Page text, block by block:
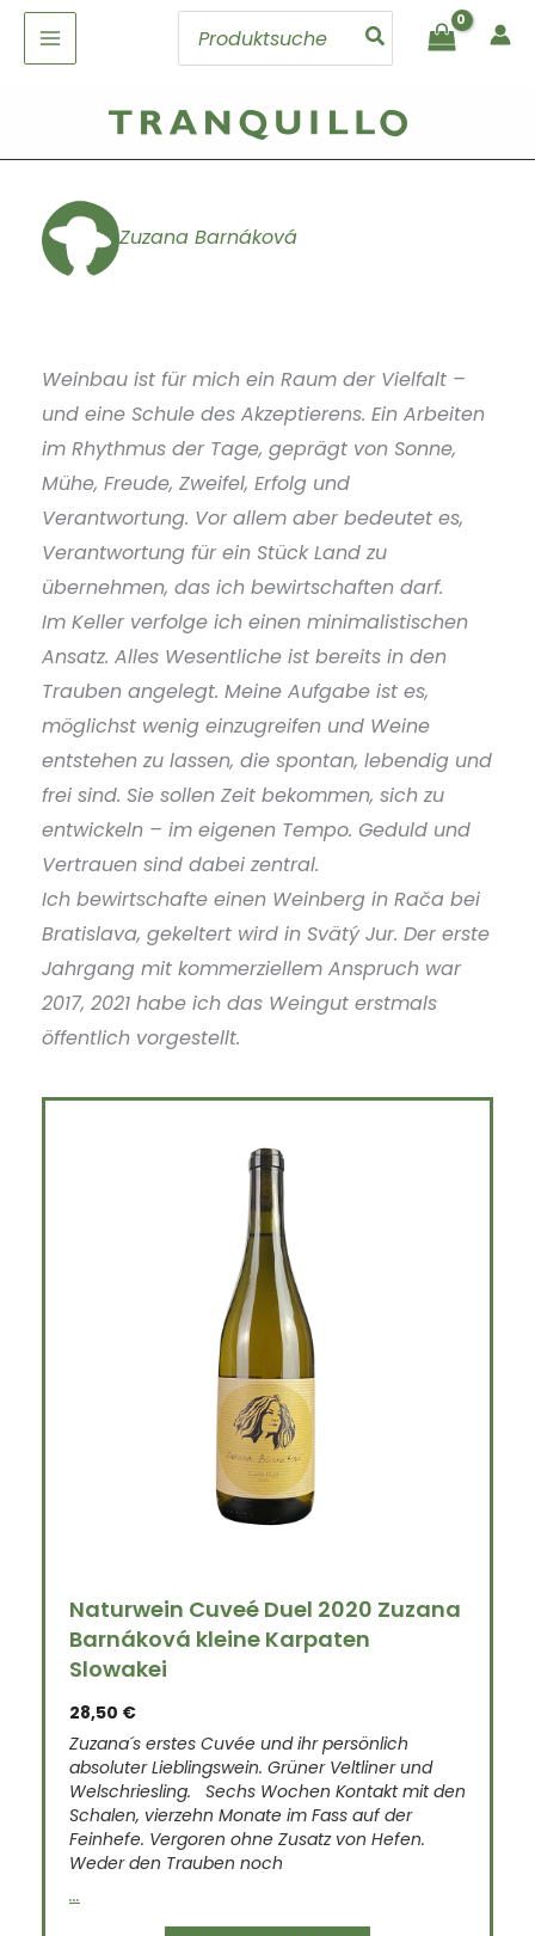
Inhalt
springen
Search
Zuzana Barnáková
Weinbau ist für mich ein Raum der Vielfalt –
und eine Schule des Akzeptierens. Ein Arbeiten
im Rhythmus der Tage, geprägt von Sonne,
Mühe, Freude, Zweifel, Erfolg und
Verantwortung. Vor allem aber bedeutet es,
Verantwortung für ein Stück Land zu
übernehmen, das ich bewirtschaften darf.
Im Keller verfolge ich einen minimalistischen
Ansatz. Alles Wesentliche ist bereits in den
Trauben angelegt. Meine Aufgabe ist es,
möglichst wenig einzugreifen und Weine
entstehen zu lassen, die spontan, lebendig und
frei sind. Sie sollen Zeit bekommen, sich zu
entwickeln – im eigenen Tempo. Geduld und
Vertrauen sind dabei zentral.
Ich bewirtschafte einen Weinberg in Rača bei
Bratislava, gekeltert wird in Svätý Jur. Der erste
Jahrgang mit kommerziellem Anspruch war
2017, 2021 habe ich das Weingut erstmals
öffentlich vorgestellt.
Naturwein Cuveé Duel 2020 Zuzana
Barnáková kleine Karpaten
Slowakei
28,50 €
Zuzana´s erstes Cuvée und ihr persönlich
absoluter Lieblingswein. Grüner Veltliner und
Welschriesling.
Sechs Wochen Kontakt mit den
Schalen, vierzehn Monate im Fass auf der
Feinhefe. Vergoren ohne Zusatz von Hefen.
Weder den Trauben noch
...